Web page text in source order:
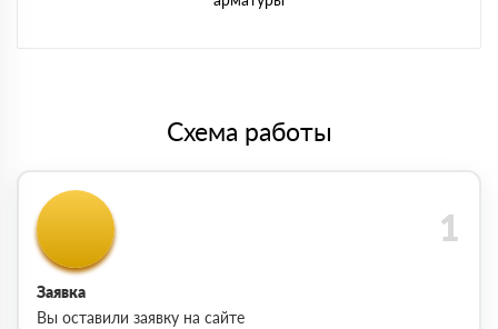
Схема работы
Заявка
Вы оставили заявку на сайте